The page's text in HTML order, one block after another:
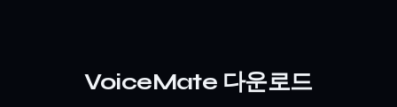
VoiceMate 다운로드